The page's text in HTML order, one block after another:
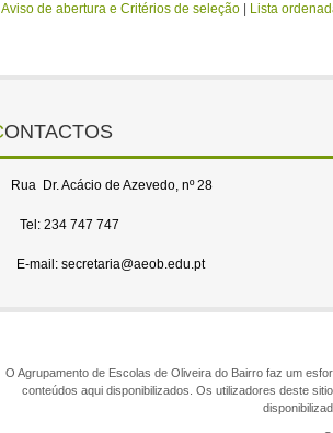
|Aviso de abertura e Critérios de seleção Lista
CONTACTOS
Rua Dr. Acácio de Azevedo, nº 28
Tel: 234 747 747
E-mail: secretaria@aeob.edu.pt
O Agrupamento de Escolas de Oliveira do Bairro faz um
conteúdos aqui disponibilizados. Os utilizadores deste